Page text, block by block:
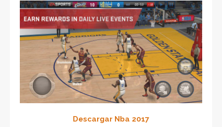
Descargar Nba 2017